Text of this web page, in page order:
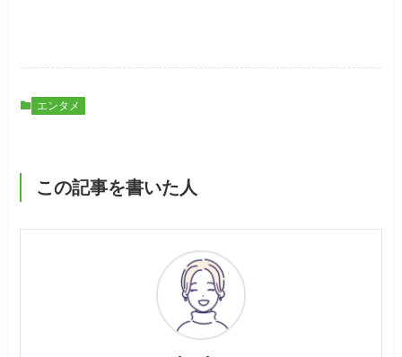
エンタメ
この記事を書いた人